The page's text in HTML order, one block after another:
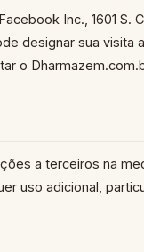
Inc., 1601 S.
designar sua visita
o
a terceiros na
uso adicional,